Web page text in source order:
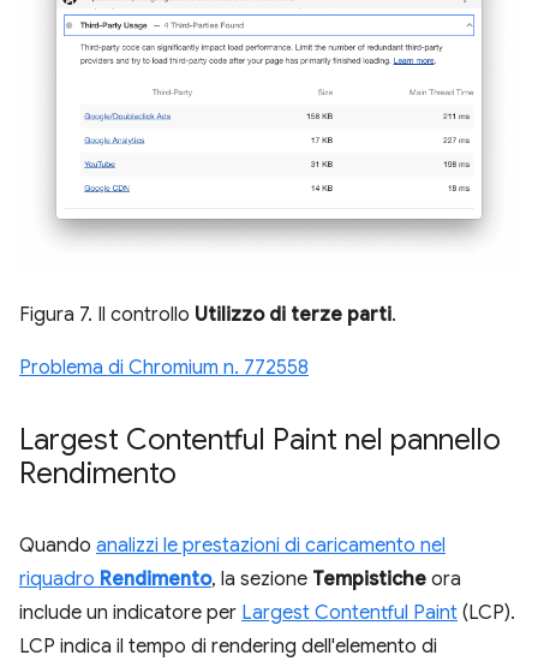
Figura 7. Il controllo Utilizzo di terze parti.
Problema di Chromium n. 772558
Largest Contentful Paint nel pannello
Rendimento
Quando analizzi le prestazioni di caricamento nel
riquadro Rendimento, la sezione Tempistiche ora
include un indicatore per Largest Contentful Paint (LCP).
LCP indica il tempo di rendering dell'elemento di